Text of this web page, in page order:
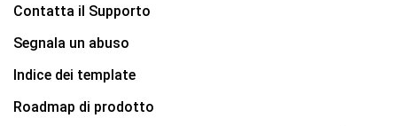
Contatta il Supporto
Segnala un abuso
Indice dei template
Roadmap di prodotto